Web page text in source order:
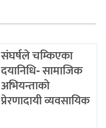
संघर्षले चम्किएका
दयानिधि- सामाजिक
अभियन्ताको
प्रेरणादायी व्यवसायिक